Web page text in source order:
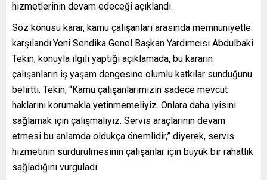
hizmetlerinin devam edeceği açıklandı.
Söz konusu karar, kamu çalışanları arasında memnuniyetle
karşılandı.Yeni Sendika Genel Başkan Yardımcısı Abdulbaki
Tekin, konuyla ilgili yaptığı açıklamada, bu kararın
çalışanların iş yaşam dengesine olumlu katkılar sunduğunu
belirtti. Tekin, “Kamu çalışanlarımızın sadece mevcut
haklarını korumakla yetinmemeliyiz. Onlara daha iyisini
sağlamak için çalışmalıyız. Servis araçlarının devam
etmesi bu anlamda oldukça önemlidir,” diyerek, servis
hizmetinin sürdürülmesinin çalışanlar için büyük bir rahatlık
sağladığını vurguladı.